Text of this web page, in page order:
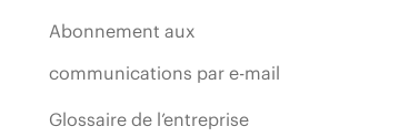
Abonnement aux
communications par e-mail
Glossaire de l’entreprise